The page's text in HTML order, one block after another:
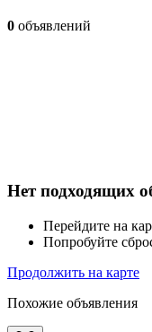
0 объявлений
Нет подходящих
Перейдите на
Попробуйте
Продолжить на карте
Похожие объявления